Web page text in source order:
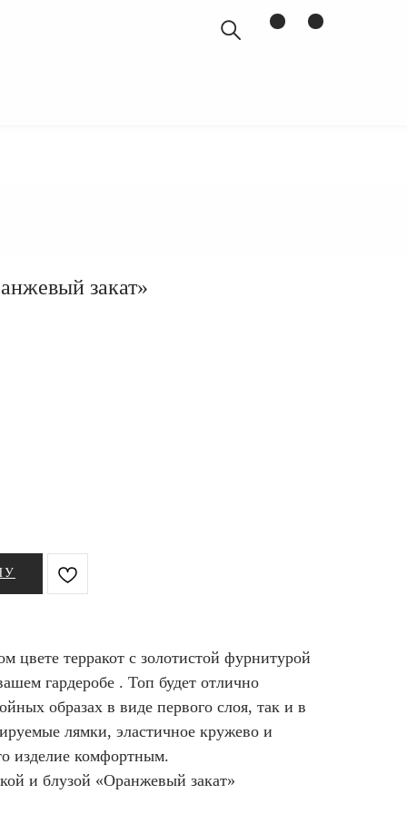
закат»
цвете терракот с золотистой фурнитурой
гардеробе . Топ будет отлично
образах в виде первого слоя, так и в
лямки, эластичное кружево и
изделие комфортным.
и блузой «Оранжевый закат»